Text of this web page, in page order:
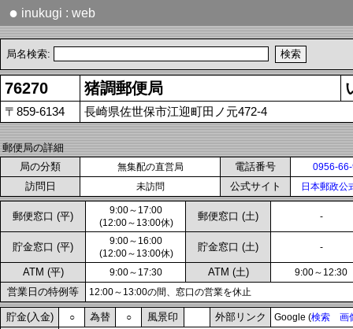
● inukugi : web
局名検索:
76270 猪調郵便局
〒859-6134 長崎県佐世保市江迎町田ノ元472-4
郵便局の詳細
局の分類
無集配の直営局 電話番号 0956-
訪問日 未訪問 公式サイト 日本郵政公
郵便窓口 (平)
9:00～17:00
(12:00～13:00休)
郵便窓口 (土) -
貯金窓口 (平)
9:00～16:00
(12:00～13:00休)
貯金窓口 (土) -
ATM (平) 9:00～17:30 ATM (土) 9:00～12:30
営業日の特例等 12:00～13:00の間、窓口の営業を休止
貯金(入金) ○ 為替 ○ 風景印 外部リンク Google (検索 画